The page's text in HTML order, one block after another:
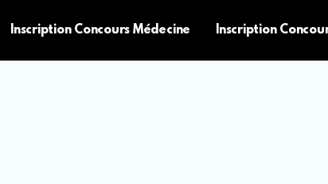
Inscription Concours Médecine Inscription